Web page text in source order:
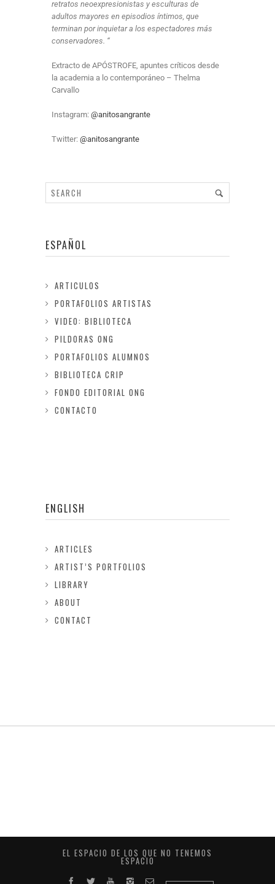
retratos neoexpresionistas y esculturas de
adultos mayores en episodios íntimos, que
terminan por inquietar a los espectadores más
conservadores. “
Extracto de APÓSTROFE, apuntes críticos desde
la academia a lo contemporáneo – Thelma
Carvallo
Instagram: @anitosangrante
Twitter: @anitosangrante
ESPAÑOL
ARTICULOS
PORTAFOLIOS ARTISTAS
VIDEO: BIBLIOTECA
PILDORAS ONG
PORTAFOLIOS ALUMNOS
BIBLIOTECA CRIP
FONDO EDITORIAL ONG
CONTACTO
ENGLISH
ARTICLES
ARTIST’S PORTFOLIOS
LIBRARY
ABOUT
CONTACT
EL ESPACIO DE LOS QUE NO TENEMOS
ESPACIO